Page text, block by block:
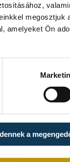
megosztjuk
amelyeket Ön
a